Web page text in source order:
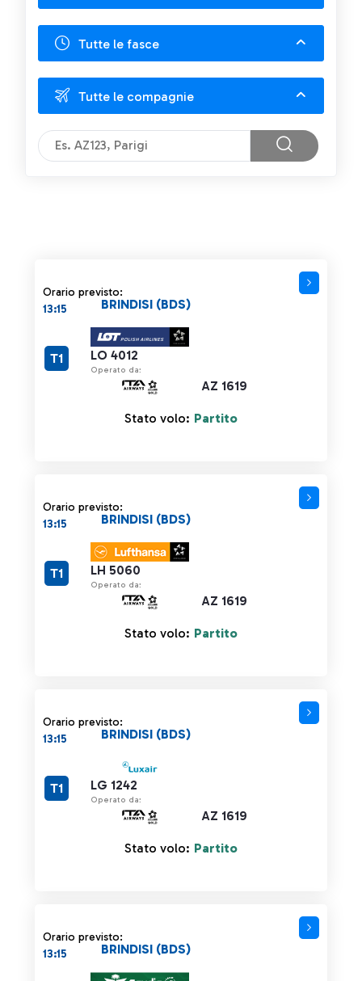
Tutte le fasce
Tutte le compagnie
Orario previsto:
13:15
LO 4012
Operato da:
AZ 1619
BRINDISI (BDS)
T1
Stato volo: Partito
Orario previsto:
13:15
LH 5060
Operato da:
AZ 1619
BRINDISI (BDS)
T1
Stato volo: Partito
Orario previsto:
13:15
LG 1242
Operato da:
AZ 1619
BRINDISI (BDS)
T1
Stato volo: Partito
Orario previsto:
13:15
BRINDISI (BDS)